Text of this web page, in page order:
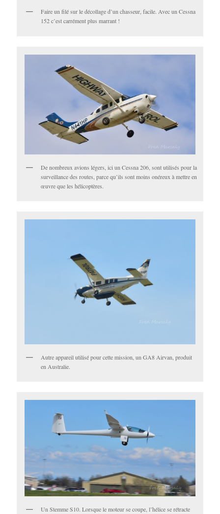
Faire un filé sur le décollage d’un chasseur, facile. Avec un Cessna
152 c’est carrément plus marrant !
De nombreux avions légers, ici un Cessna 206, sont utilisés pour la
surveillance des routes, parce qu’ils sont moins onéreux à mettre en
œuvre que les hélicoptères.
Autre appareil utilisé pour cette mission, un GA8 Airvan, produit
en Australie.
Un Stemme S10. Lorsque le moteur se coupe, l’hélice se rétracte